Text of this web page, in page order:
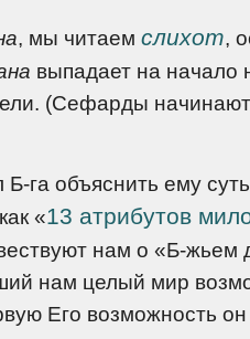
, мы читаем слихот,
выпадает на начало
(Сефарды начинают
га объяснить ему
«13 атрибутов
нам о «Б-жьем
нам целый мир
Его возможность